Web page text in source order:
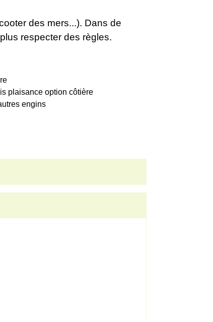
des mers...). Dans de
respecter des règles.
plaisance option côtière
engins